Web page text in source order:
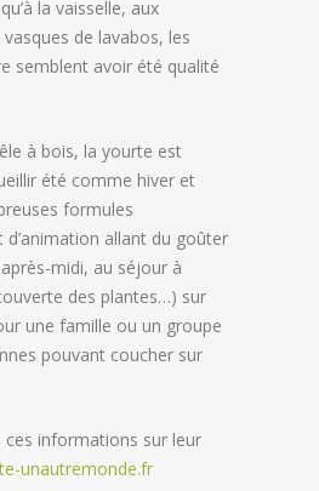
la vaisselle, aux
de lavabos, les
semblent avoir été qualité
à bois, la yourte est
été comme hiver et
formules
d’animation allant du goûter
après-midi, au séjour à
des plantes…) sur
une famille ou un groupe
pouvant coucher sur
ces informations sur leur
unautremonde.fr